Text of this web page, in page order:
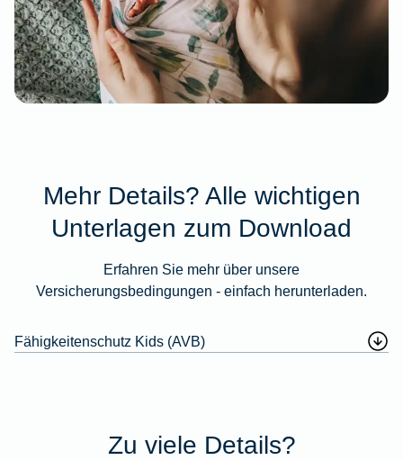
Mehr Details? Alle wichtigen
Unterlagen zum Download
Erfahren Sie mehr über unsere
Versicherungsbedingungen - einfach herunterladen.
Fähigkeitenschutz Kids (AVB)
Zu viele Details?